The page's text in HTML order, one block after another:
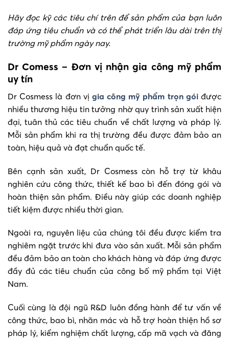
Hãy đọc kỹ các tiêu chí trên để sản phẩm của bạn luôn
đáp ứng tiêu chuẩn và có thể phát triển lâu dài trên thị
trường mỹ phẩm ngày nay.
Dr Comess – Đơn vị nhận gia công mỹ phẩm
uy tín
Dr Cosmess là đơn vị gia công mỹ phẩm trọn góiđược
nhiều thương hiệu tin tưởng nhờ quy trình sản xuất hiện
đại, tuân thủ các tiêu chuẩn về chất lượng và pháp lý.
Mỗi sản phẩm khi ra thị trường đều được đảm bảo an
toàn, hiệu quả và đạt chuẩn quốc tế.
Bên cạnh sản xuất, Dr Cosmess còn hỗ trợ từ khâu
nghiên cứu công thức, thiết kế bao bì đến đóng gói và
hoàn thiện sản phẩm. Điều này giúp các doanh nghiệp
tiết kiệm được nhiều thời gian.
Ngoài ra, nguyên liệu của chúng tôi đều được kiểm tra
nghiêm ngặt trước khi đưa vào sản xuất. Mỗi sản phẩm
đều đảm bảo an toàn cho khách hàng và đáp ứng được
đầy đủ các tiêu chuẩn của công bố mỹ phẩm tại Việt
Nam.
Cuối cùng là đội ngũ R&D luôn đồng hành để tư vấn về
công thức, bao bì, nhãn mác và hỗ trợ hoàn thiện hồ sơ
pháp lý, kiểm nghiệm chất lượng, cấp mã vạch và đăng